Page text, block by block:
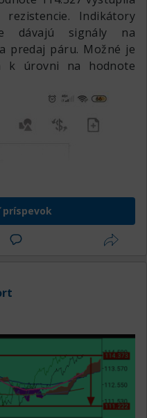
Indikátory
dávajú signály na
predaj páru. Možné je
k úrovni na hodnote
príspevok